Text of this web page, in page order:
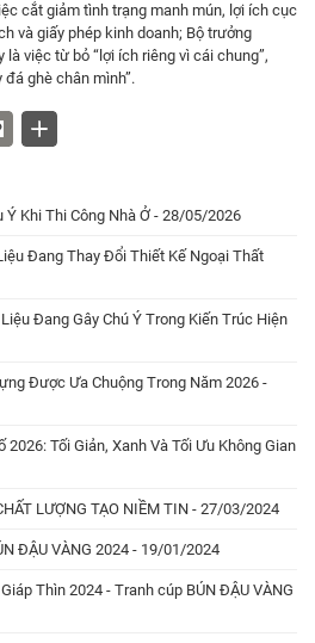
cắt giảm tình trạng manh mún, lợi ích cục
và giấy phép kinh doanh; Bộ trưởng
là việc từ bỏ “lợi ích riêng vì cái chung”,
ghè chân mình”.
Khi Thi Công Nhà Ở - 28/05/2026
Đang Thay Đổi Thiết Kế Ngoại Thất
Đang Gây Chú Ý Trong Kiến Trúc Hiện
Được Ưa Chuộng Trong Năm 2026 -
2026: Tối Giản, Xanh Và Tối Ưu Không Gian
LƯỢNG TẠO NIỀM TIN - 27/03/2024
ĐẬU VÀNG 2024 - 19/01/2024
Thìn 2024 - Tranh cúp BÚN ĐẬU VÀNG